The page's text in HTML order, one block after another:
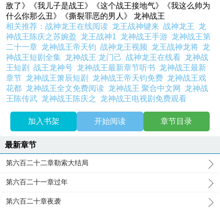
敌了》《我儿子是战王》《这个战王接地气》《我这么帅为
什么你那么丑》《撕裂罪恶的男人》 龙神战王
相关推荐：战神龙王在线阅读 龙王战神键来战神龙王 龙
神战王陈庆之苏婉盈 龙王战神1 龙神战王手游 龙神战王第
二十一章 龙神战王帝天钧战神龙王视频 龙王战神龙将 龙
神战王短剧全集 龙神战王 龙门己战神龙王在线看 龙神战
王短剧战王龙神号 龙神战王最新章节听书 龙神战王最新
章节 龙神战王箫辰短剧 龙神战王帝天钧免费 龙神战王戏
花都 龙神战王全文免费阅读 龙神战王 聚合中文网 龙神战
王陈传武 龙神战王陈庆之 龙神战王电视剧免费观看
加入书架 开始阅读 章节目录
最新章节
第六百二十二章勒索大结局
第六百二十一章过年
第六百二十章夜袭